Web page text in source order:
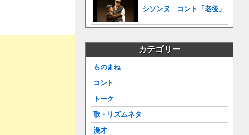
シソンヌ コント「老後」
カテゴリー
ものまね
コント
トーク
歌・リズムネタ
漫才